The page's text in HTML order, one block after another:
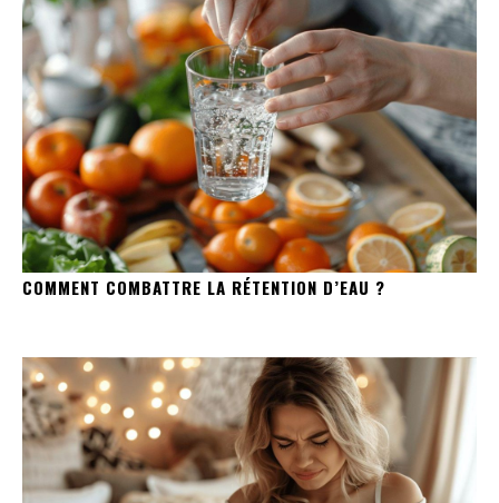
COMMENT COMBATTRE LA RÉTENTION D’EAU ?